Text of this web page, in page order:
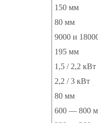
150 мм
80 мм
9000 и
195 мм
1,5 / 2,2 кВт
2,2 / 3 кВт
80 мм
600 — 800